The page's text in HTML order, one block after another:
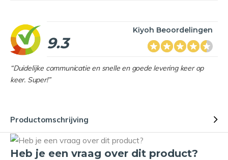
9.3
Kiyoh Beoordelingen
“Duidelijke communicatie en snelle en goede levering keer op
keer. Super!”
Productomschrijving
Heb je een vraag over dit product?